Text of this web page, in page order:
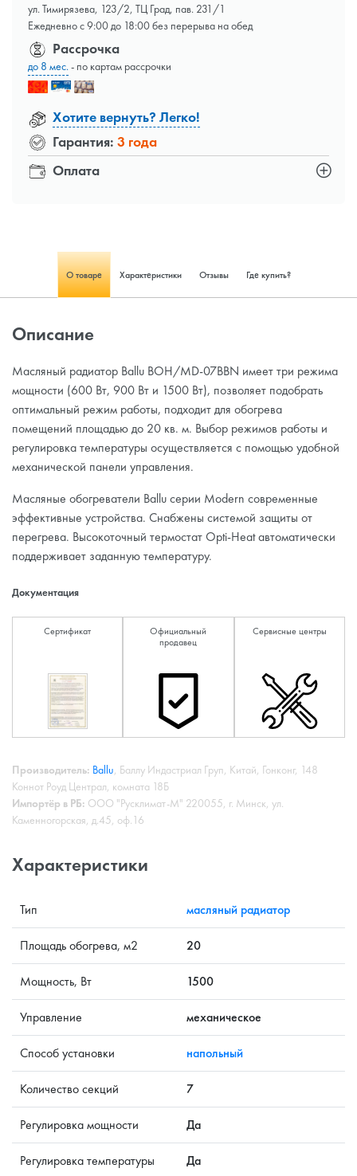
ул. Тимирязева, 123/2, ТЦ Град, пав. 231/1
Ежедневно с 9:00 до 18:00 без перерыва на обед
Оплата
Рассрочка
до 8 мес.- по картам рассрочки
Хотите вернуть? Легко!
Гарантия: 3 года
О товаре Характеристики Отзывы Где купить?
Описание
Масляный радиатор Ballu BOH/MD-07BBN имеет три режима
мощности (600 Вт, 900 Вт и 1500 Вт), позволяет подобрать
оптимальный режим работы, подходит для обогрева
помещений площадью до 20 кв. м. Выбор режимов работы и
регулировка температуры осуществляется с помощью удобной
механической панели управления.
Масляные обогреватели Ballu серии Modern современные
эффективные устройства. Снабжены системой защиты от
перегрева. Высокоточный термостат Opti-Heat автоматически
поддерживает заданную температуру.
Документация
Сертификат
Официальный
продавец
Сервисные центры
Производитель: Ballu, Баллу Индастриал Груп, Китай, Гонконг, 148
Коннот Роуд Централ, комната 18Б
Импортёр в РБ: ООО "Русклимат-М" 220055, г. Минск, ул.
Каменногорская, д.45, оф.16
Характеристики
Тип масляный радиатор
Площадь обогрева, м2 20
Мощность, Вт 1500
Управление механическое
Способ установки напольный
Количество секций 7
Регулировка мощности Да
Регулировка температуры Да